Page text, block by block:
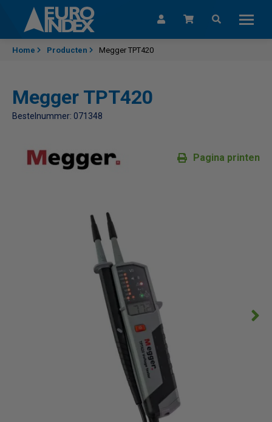
Skip to content
Home Producten Megger TPT420
Megger TPT420
Bestelnummer: 071348
Pagina printen